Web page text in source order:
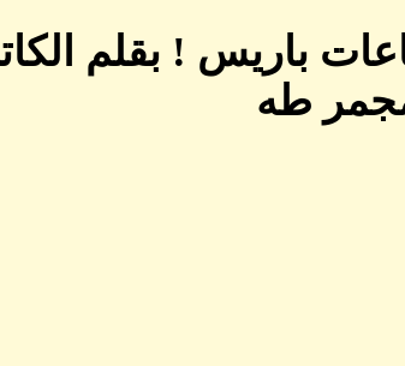
باريس ! بقلم
طه